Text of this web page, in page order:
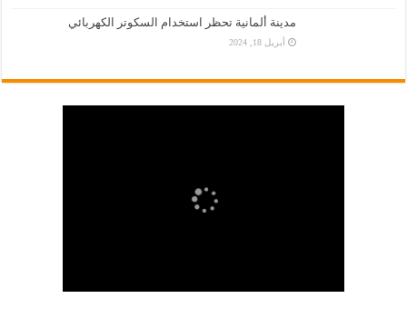
مدينة ألمانية تحظر استخدام السكوتر الكهربائي
أبريل 18, 2024